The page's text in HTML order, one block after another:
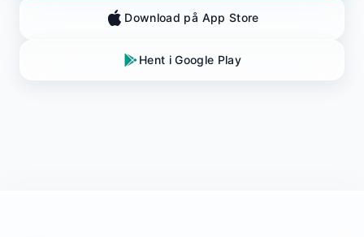
Download på App Store
Hent i Google Play